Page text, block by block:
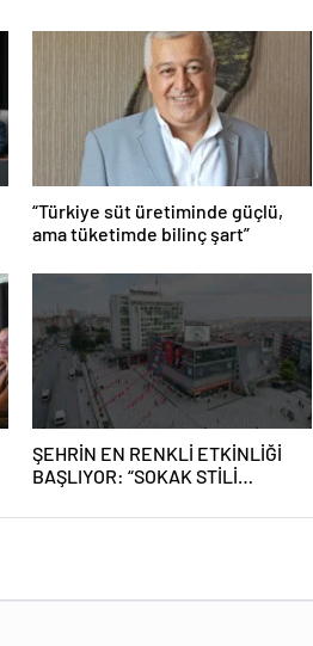
“Türkiye süt üretiminde güçlü,
ama tüketimde bilinç şart”
ŞEHRİN EN RENKLİ ETKİNLİĞİ
BAŞLIYOR: “SOKAK STİLİ
GAZİOSMANPAŞA’DA YAŞANACAK